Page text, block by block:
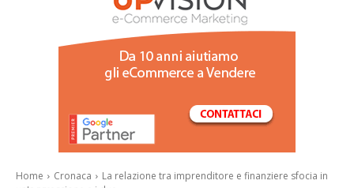
Home
Cronaca
La relazione tra imprenditore e finanziere sfocia in